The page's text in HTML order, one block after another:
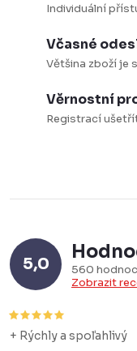
Individuální
Včasné
Většina zboží je
Věrnostní
Registrací
5,0
560
Zobrazit
+ Rýchly a spoľahlivý